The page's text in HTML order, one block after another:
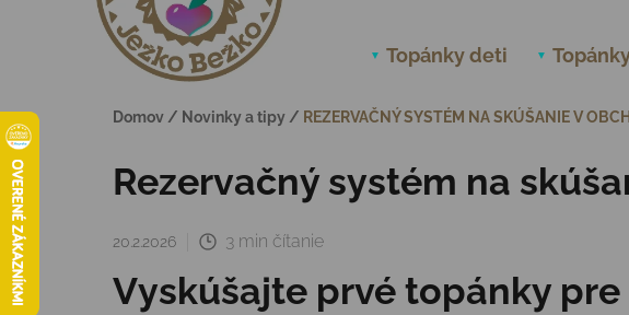
Topánky deti
Domov / Novinky a tipy / REZERVAČNÝ SYSTÉM NA SKÚŠANIE V
Rezervačný systém na
20.2.2026 3 min čítanie
Vyskúšajte prvé topánky